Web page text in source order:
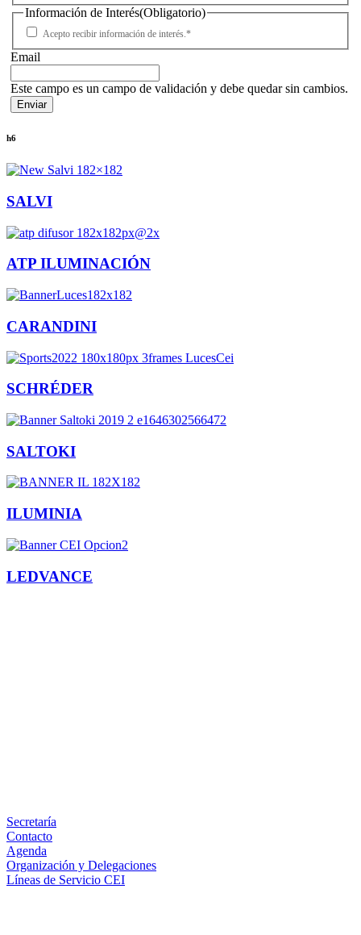
Información de Interés(Obligatorio)
Acepto recibir información de interés.*
Email
Este campo es un campo de validación y debe quedar sin cambios.
h6
SALVI
ATP ILUMINACIÓN
CARANDINI
SCHRÉDER
SALTOKI
ILUMINIA
LEDVANCE
Secretaría
Contacto
Agenda
Organización y Delegaciones
Líneas de Servicio CEI